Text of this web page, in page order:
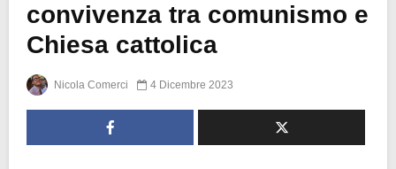
convivenza tra comunismo e
Chiesa cattolica
Nicola Comerci 4 Dicembre 2023